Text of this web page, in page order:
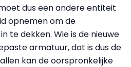
dus een andere entiteit
opnemen om de
te dekken. Wie is de nieuwe
armatuur, dat is dus de
kan de oorspronkelijke